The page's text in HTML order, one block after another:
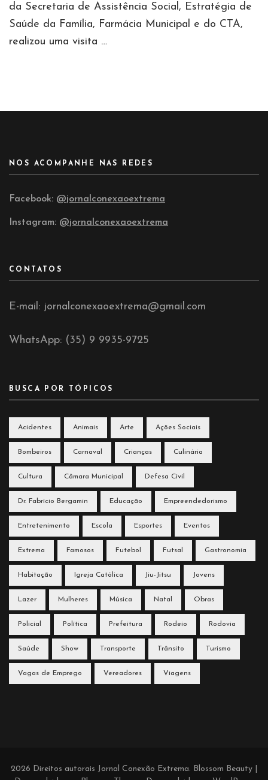
da Secretaria de Assistência Social, Estratégia de
Saúde da Família, Farmácia Municipal e do CTA,
realizou uma visita …
NOS ACOMPANHE NAS REDES
Facebook: @jornalconexaoextrema
Instagram: @jornalconexaoextrema
CONTATOS
E-mail: jornalconexaoextrema@gmail.com
WhatsApp: (35) 9 9935-9725
BUSCA POR TÓPICOS
Acidentes Animais Arte Ações Sociais
Bombeiros Carnaval Crianças Culinária
Cultura Câmara Municipal Defesa Civil
Dr. Fabrício Bergamin Educação Empreendedorismo
Entretenimento Escola Esportes Eventos
Extrema Famosos Futebol Futsal Gastronomia
Habitação Igreja Católica Jiu-Jitsu Jovens
Lazer Mulheres Música Natal Obras
Policial Política Prefeitura Rodeio Rodovia
Saúde Show Transporte Trânsito Turismo
Vagas de Emprego Vereadores Viagens
2026 Direitos autorais Jornal Conexão Extrema. Blossom Beauty |